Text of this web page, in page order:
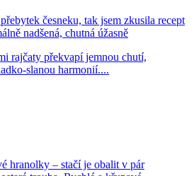
česneku, tak jsem zkusila recept
nadšená, chutná úžasně
rajčaty překvapí jemnou chutí,
slanou harmonií....
hranolky – stačí je obalit v pár